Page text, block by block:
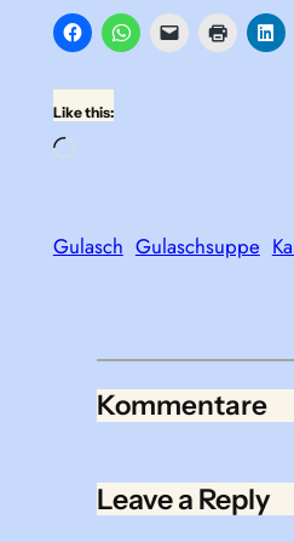
Like this:
Loading…
Gulasch Gulaschsuppe
Kommentare
Leave a Reply